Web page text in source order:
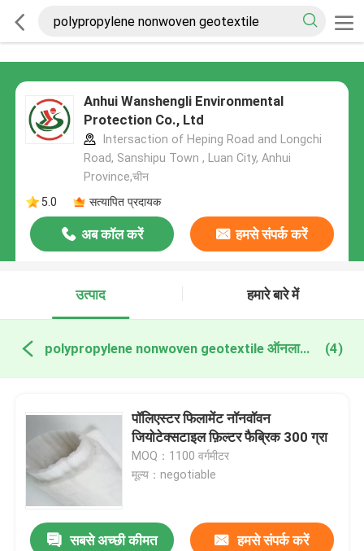
Anhui Wanshengli Environmental
Protection Co., Ltd
Intersaction of Heping Road and Longchi
Road, Sanshipu Town , Luan City, Anhui
Province,चीन
5.0
सत्यापित प्रदायक
अब कॉल करें हमसे संपर्क करें
उत्पाद हमारे बारे में
polypropylene nonwoven geotextile ऑनलाइन निर्माण (4)
पॉलिएस्टर फिलामेंट नॉनवॉवन
जियोटेक्सटाइल फ़िल्टर फैब्रिक 300 ग्रा
MOQ：1100 वर्गमीटर
मूल्य：negotiable
सबसे अच्छी कीमत हमसे संपर्क करें